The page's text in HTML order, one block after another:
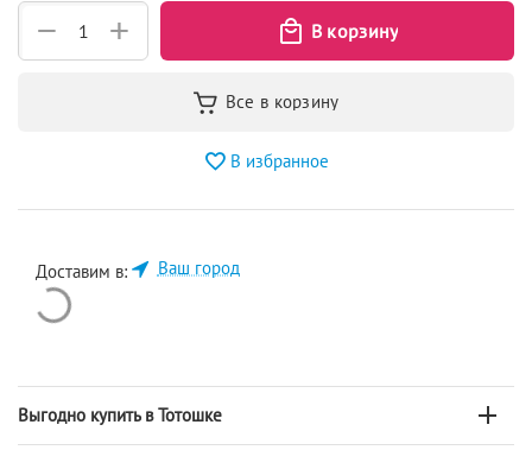
+
−
В избранное
Доставим в: Ваш город
Выгодно купить в Тотошке